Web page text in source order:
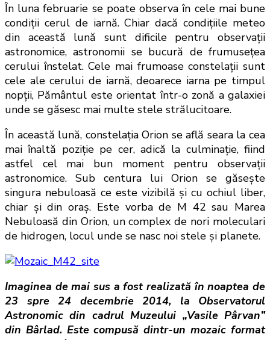
cerului
în
luna
februarie
2015
În luna februarie se poate observa în cele mai bune
condiţii cerul de iarnă. Chiar dacă condiţiile meteo
din această lună sunt dificile pentru observaţii
astronomice, astronomii se bucură de frumuseţea
cerului înstelat. Cele mai frumoase constelaţii sunt
cele ale cerului de iarnă, deoarece iarna pe timpul
nopţii, Pământul este orientat într-o zonă a galaxiei
unde se găsesc mai multe stele strălucitoare.
În această lună, constelaţia Orion se află seara la cea
mai înaltă poziţie pe cer, adică la culminaţie, fiind
astfel cel mai bun moment pentru observaţii
astronomice. Sub centura lui Orion se găseşte
singura nebuloasă ce este vizibilă şi cu ochiul liber,
chiar şi din oraş. Este vorba de M 42 sau Marea
Nebuloasă din Orion, un complex de nori moleculari
de hidrogen, locul unde se nasc noi stele şi planete.
Imaginea de mai sus a fost realizată în noaptea de
23 spre 24 decembrie 2014, la Observatorul
Astronomic din cadrul Muzeului „Vasile Pârvan”
din Bârlad. Este compusă dintr-un mozaic format